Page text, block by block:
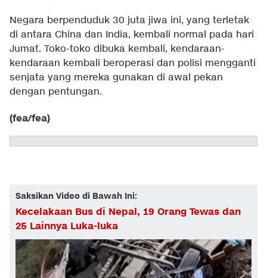
Negara berpenduduk 30 juta jiwa ini, yang terletak
di antara China dan India, kembali normal pada hari
Jumat. Toko-toko dibuka kembali, kendaraan-
kendaraan kembali beroperasi dan polisi mengganti
senjata yang mereka gunakan di awal pekan
dengan pentungan.
(fea/fea)
Saksikan Video di Bawah Ini:
Kecelakaan Bus di Nepal, 19 Orang Tewas dan
25 Lainnya Luka-luka